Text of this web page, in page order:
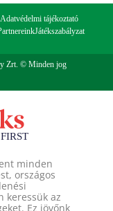
Adatvédelmi tájékoztató
Játékszabályzat
Zrt. © Minden jog
minden
országos
keressük az
Ez jövőnk